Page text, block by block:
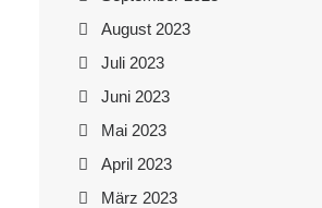
August 2023
Juli 2023
Juni 2023
Mai 2023
April 2023
März 2023